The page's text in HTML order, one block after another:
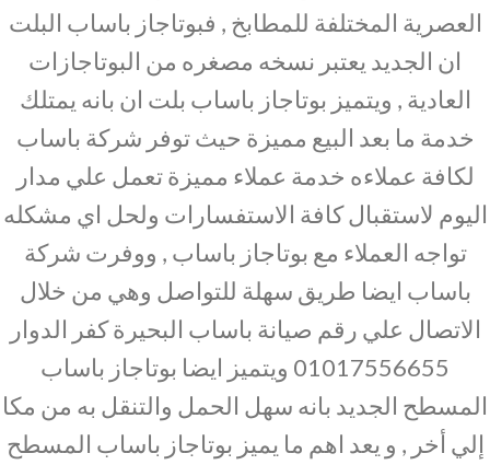
العصرية المختلفة للمطابخ , فبوتاجاز باساب البلت
ان الجديد يعتبر نسخه مصغره من البوتاجازات
العادية , ويتميز بوتاجاز باساب بلت ان بانه يمتلك
خدمة ما بعد البيع مميزة حيث توفر شركة باساب
لكافة عملاءه خدمة عملاء مميزة تعمل علي مدار
اليوم لاستقبال كافة الاستفسارات ولحل اي مشكله
تواجه العملاء مع بوتاجاز باساب , ووفرت شركة
باساب ايضا طريق سهلة للتواصل وهي من خلال
الاتصال علي رقم صيانة باساب البحيرة كفر الدوار
01017556655 ويتميز ايضا بوتاجاز باساب
المسطح الجديد بانه سهل الحمل والتنقل به من مكا
إلي أخر , و يعد اهم ما يميز بوتاجاز باساب المسطح